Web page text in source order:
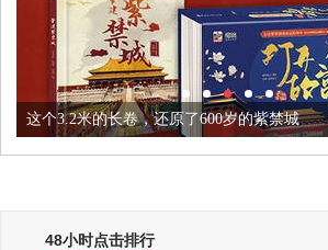
这个3.2米的长卷，还原了600岁的紫禁城
48小时点击排行